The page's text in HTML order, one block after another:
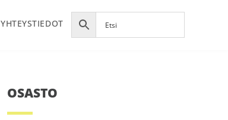
YHTEYSTIEDOT
Ensisijainen
sivupalkki
OSASTO